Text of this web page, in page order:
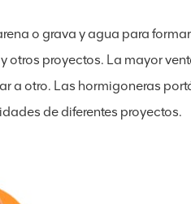
o grava y agua para
otros proyectos. La mayor
a otro. Las hormigoneras
de diferentes proyectos.